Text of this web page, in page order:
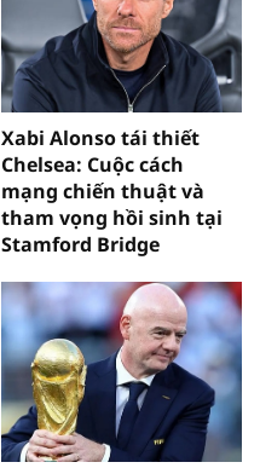
Xabi Alonso tái thiết
Chelsea: Cuộc cách
mạng chiến thuật và
tham vọng hồi sinh tại
Stamford Bridge